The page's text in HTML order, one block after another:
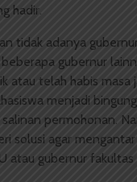
hadir.
tidak adanya
gubernur
atau telah habis masa
menjadi
permohonan.
solusi agar
atau gubernur fakultas